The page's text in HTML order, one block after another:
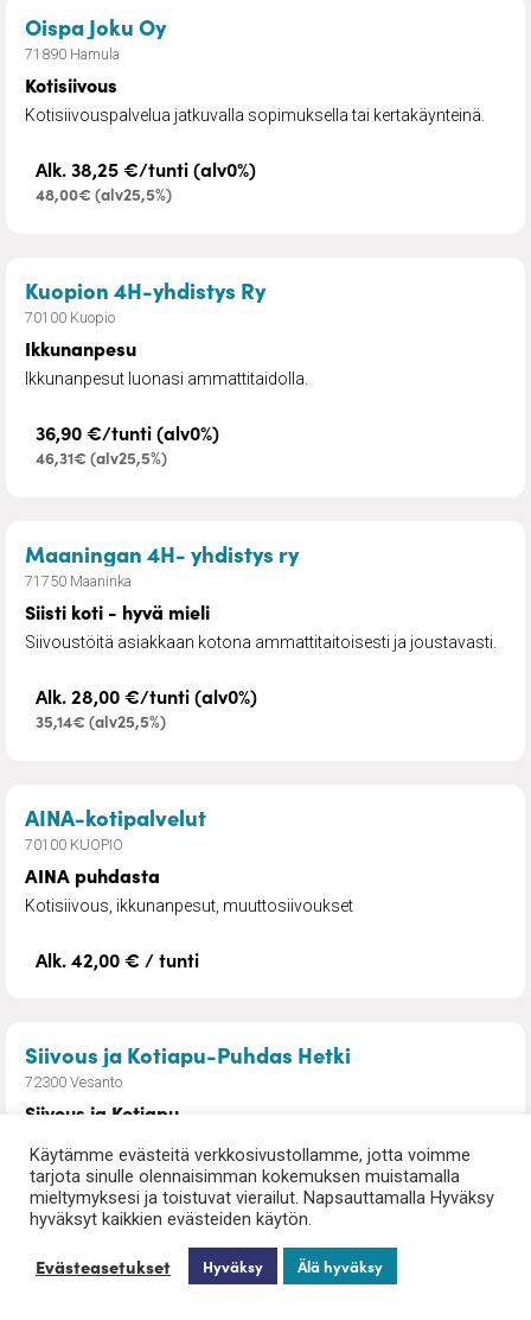
Oispa Joku Oy– Kotisiivous
71890 Hamula
Kotisiivous
Kotisiivouspalvelua jatkuvalla sopimuksella tai kertakäynteinä.
Alk. 38,25 €/tunti (alv0%)
48,00€ (alv25,5%)
Kuopion 4H-yhdistys Ry– Ikkunanpesu
70100 Kuopio
Ikkunanpesu
Ikkunanpesut luonasi ammattitaidolla.
36,90 €/tunti (alv0%)
46,31€ (alv25,5%)
Maaningan 4H- yhdistys ry– Siisti koti - hyvä mieli
71750 Maaninka
Siisti koti - hyvä mieli
Siivoustöitä asiakkaan kotona ammattitaitoisesti ja joustavasti.
Alk. 28,00 €/tunti (alv0%)
35,14€ (alv25,5%)
AINA-kotipalvelut– AINA puhdasta
70100 KUOPIO
AINA puhdasta
Kotisiivous, ikkunanpesut, muuttosiivoukset
Alk. 42,00 € / tunti
Siivous ja Kotiapu-Puhdas Hetki
72300 Vesanto
Siivous ja Kotiapu
kotiapupalvelua Tervossa, Vesannolla ja lähialueilla.
Alk. 30,00 €/tunti (alv0%)
Käytämme evästeitä verkkosivustollamme, jotta voimme
tarjota sinulle olennaisimman kokemuksen muistamalla
mieltymyksesi ja toistuvat vierailut. Napsauttamalla Hyväksy
hyväksyt kaikkien evästeiden käytön.
Evästeasetukset Hyväksy Älä hyväksy